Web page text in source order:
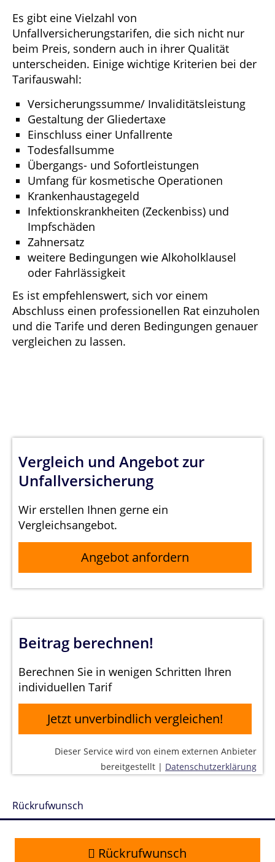
Es gibt eine Vielzahl von
Unfallversicherungstarifen, die sich nicht nur
beim Preis, sondern auch in ihrer Qualität
unterscheiden. Einige wichtige Kriterien bei der
Tarifauswahl:
Versicherungssumme/ Invaliditätsleistung
Gestaltung der Gliedertaxe
Einschluss einer Unfallrente
Todesfallsumme
Übergangs- und Sofortleistungen
Umfang für kosmetische Operationen
Krankenhaustagegeld
Infektionskrankheiten (Zeckenbiss) und
Impfschäden
Zahnersatz
weitere Bedingungen wie Alkoholklausel
oder Fahrlässigkeit
Es ist empfehlenswert, sich vor einem
Abschluss einen professionellen Rat einzuholen
und die Tarife und deren Bedingungen genauer
vergleichen zu lassen.
Vergleich und Angebot zur
Unfallversicherung
Wir erstellen Ihnen gerne ein
Vergleichsangebot.
Angebot anfordern
Beitrag berechnen!
Berechnen Sie in wenigen Schritten Ihren
individuellen Tarif
Jetzt unverbindlich vergleichen!
Dieser Service wird von einem externen Anbieter
bereitgestellt | Datenschutzerklärung
Rückrufwunsch
Rückrufwunsch